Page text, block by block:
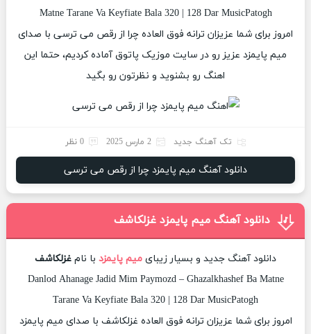
Matne Tarane Va Keyfiate Bala 320 | 128 Dar MusicPatogh
امروز برای شما عزیزان ترانه فوق العاده چرا از رقص می ترسی با صدای
میم پایمزد عزیز رو در سایت موزیک پاتوق آماده کردیم، حتما این
اهنگ رو بشنوید و نظرتون رو بگید
تک آهنگ جدید 2 مارس 2025 0 نظر
دانلود آهنگ میم پایمزد چرا از رقص می ترسی
دانلود آهنگ میم پایمزد غزلکاشف
دانلود آهنگ جدید و بسیار زیبای میم پایمزد با نام غزلکاشف
Danlod Ahanage Jadid Mim Paymozd – Ghazalkhashef Ba Matne
Tarane Va Keyfiate Bala 320 | 128 Dar MusicPatogh
امروز برای شما عزیزان ترانه فوق العاده غزلکاشف با صدای میم پایمزد